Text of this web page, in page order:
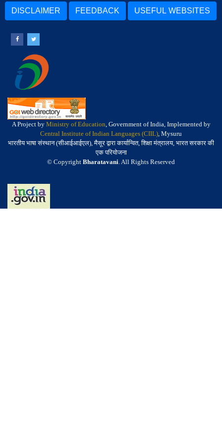
DISCLAIMER FEEDBACK USEFUL WEBSITES
A Project by Ministry of Education, Government of India, Implemented by
Central Institute of Indian Languages (CIIL), Mysuru
भारतीय भाषा संस्थान (सीआईआईएल), मैसूर द्वारा कार्यान्वित, शिक्षा मंत्रालय, भारत सरकार की
एक परियोजना
© Copyright Bharatavani. All Rights Reserved